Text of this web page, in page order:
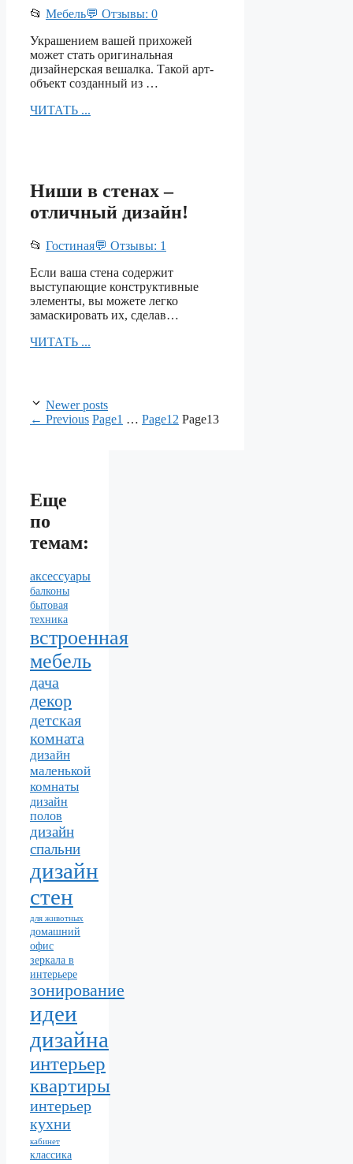
📂 Мебель💬 Отзывы: 0
Украшением вашей прихожей
может стать оригинальная
дизайнерская вешалка. Такой арт-
объект созданный из …
ЧИТАТЬ ...
Ниши в стенах –
отличный дизайн!
📂 Гостиная💬 Отзывы: 1
Если ваша стена содержит
выступающие конструктивные
элементы, вы можете легко
замаскировать их, сделав…
ЧИТАТЬ ...
Newer posts
← Previous Page1 … Page12 Page13
Еще
по
темам:
аксессуары
балконы
бытовая
техника
встроенная
мебель
дача
декор
детская
комната
дизайн
маленькой
комнаты
дизайн
полов
дизайн
спальни
дизайн
стен
для животных
домашний
офис
зеркала в
интерьере
зонирование
идеи
дизайна
интерьер
квартиры
интерьер
кухни
кабинет
классика